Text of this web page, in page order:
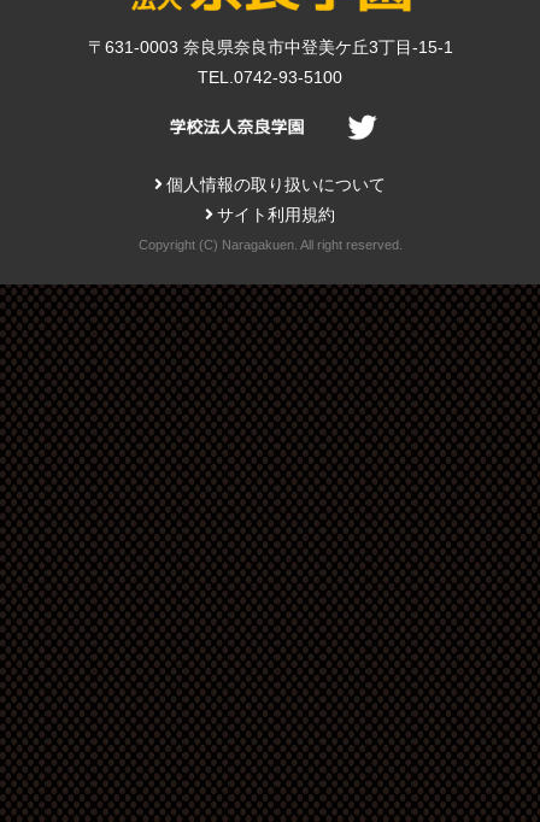
〒631-0003 奈良県奈良市中登美ケ丘3丁目-15-1
TEL.0742-93-5100
個人情報の取り扱いについて
サイト利用規約
Copyright (C) Naragakuen. All right reserved.